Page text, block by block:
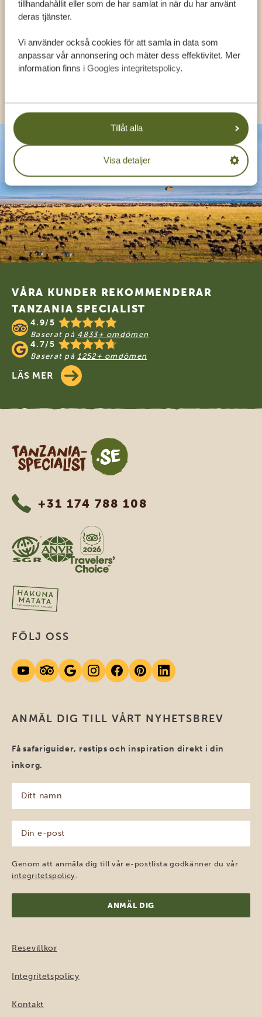
tillhandahållit eller som de har samlat in när du har använt
deras tjänster.
Vi använder också cookies för att samla in data som
anpassar vår annonsering och mäter dess effektivitet. Mer
information finns i Googles integritetspolicy.
Tillåt alla
Visa detaljer
EXPERTER
SV:+31 174 788 108
Footer
VÅRA KUNDER REKOMMENDERAR
TANZANIA SPECIALIST
4.9/5
Baserat på 4833+ omdömen
4.7/5
Baserat på 1252+ omdömen
LÄS MER
Tanzania Specialist
+31 174 788 108
ANMÄL DIG TILL VÅRT NYHETSBREV
Få safariguider, restips och inspiration direkt i din
inkorg.
namn
(Obligatoriskt)
post
(Obligatoriskt)
Genom att anmäla dig till vår e-postlista godkänner du vår
integritetspolicy
FÖLJ OSS
Resevillkor
Integritetspolicy
Kontakt